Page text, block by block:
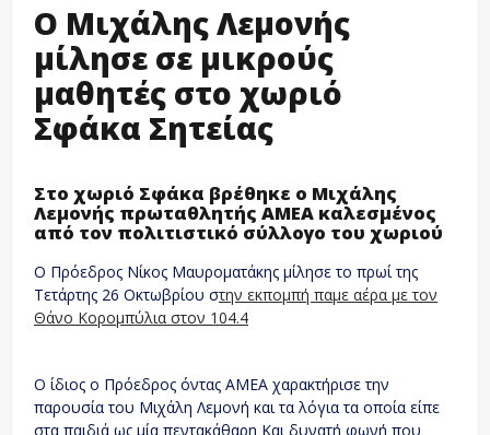
Ο Μιχάλης Λεμονής
μίλησε σε μικρούς
μαθητές στο χωριό
Σφάκα Σητείας
Στο χωριό Σφάκα βρέθηκε ο Μιχάλης
Λεμονής πρωταθλητής ΑΜΕΑ καλεσμένος
από τον πολιτιστικό σύλλογο του χωριού
Ο Πρόεδρος Νίκος Μαυροματάκης μίλησε το πρωί της
Τετάρτης 26 Οκτωβρίου στην εκπομπή παμε αέρα με τον
Θάνο Κορομπύλια στον 104.4
Ο ίδιος ο Πρόεδρος όντας ΑΜΕΑ χαρακτήρισε την
παρουσία του Μιχάλη Λεμονή και τα λόγια τα οποία είπε
στα παιδιά ως μία πεντακάθαρη Και δυνατή φωνή που